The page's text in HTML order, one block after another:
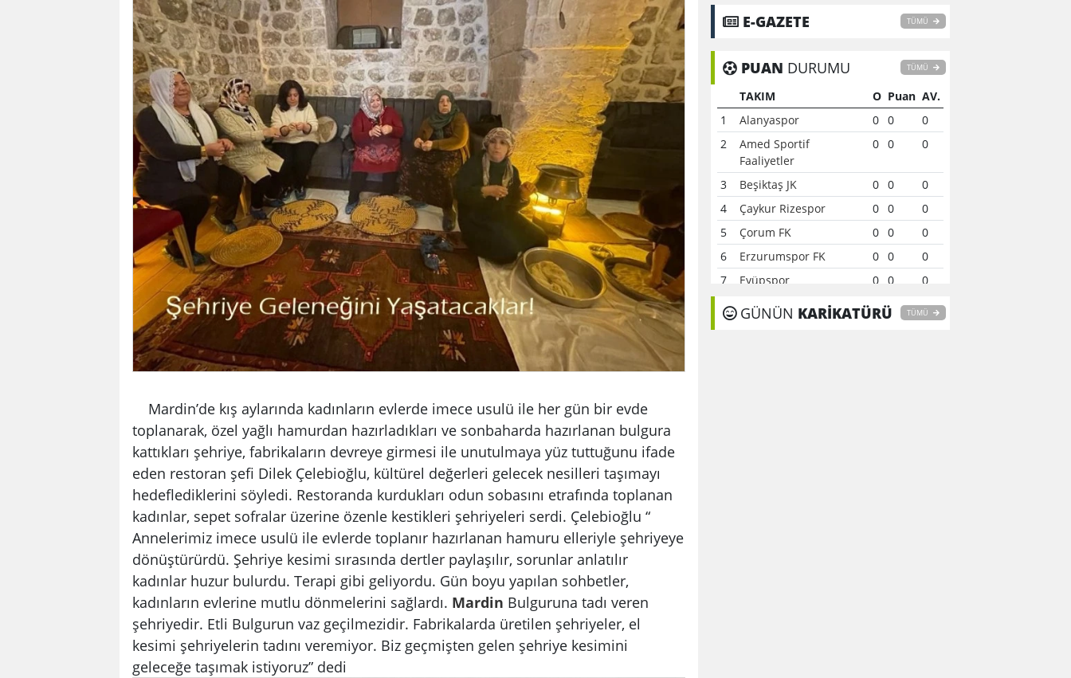
Mardin’de kış aylarında kadınların evlerde imece usulü ile her gün bir evde
toplanarak, özel yağlı hamurdan hazırladıkları ve sonbaharda hazırlanan bulgura
kattıkları şehriye, fabrikaların devreye girmesi ile unutulmaya yüz tuttuğunu ifade
eden restoran şefi Dilek Çelebioğlu, kültürel değerleri gelecek nesilleri taşımayı
hedeflediklerini söyledi. Restoranda kurdukları odun sobasını etrafında toplanan
kadınlar, sepet sofralar üzerine özenle kestikleri şehriyeleri serdi. Çelebioğlu “
Annelerimiz imece usulü ile evlerde toplanır hazırlanan hamuru elleriyle şehriyeye
dönüştürürdü. Şehriye kesimi sırasında dertler paylaşılır, sorunlar anlatılır
kadınlar huzur bulurdu. Terapi gibi geliyordu. Gün boyu yapılan sohbetler,
kadınların evlerine mutlu dönmelerini sağlardı. Mardin Bulguruna tadı veren
şehriyedir. Etli Bulgurun vaz geçilmezidir. Fabrikalarda üretilen şehriyeler, el
kesimi şehriyelerin tadını veremiyor. Biz geçmişten gelen şehriye kesimini
geleceğe taşımak istiyoruz” dedi
E-GAZETE TÜMÜ
PUAN DURUMU TÜMÜ
TAKIM O Puan AV.
1
Alanyaspor 0 0
0
2
Amed Sportif
Faaliyetler
0 0 0
3 Beşiktaş JK 0 0
0
4
Çaykur Rizespor 0 0
0
5
Çorum FK 0 0
0
6
Erzurumspor FK 0 0
0
7
Eyüpspor 0 0
0
8
Fenerbahçe 0
0
GÜNÜN KARİKATÜRÜ TÜMÜ